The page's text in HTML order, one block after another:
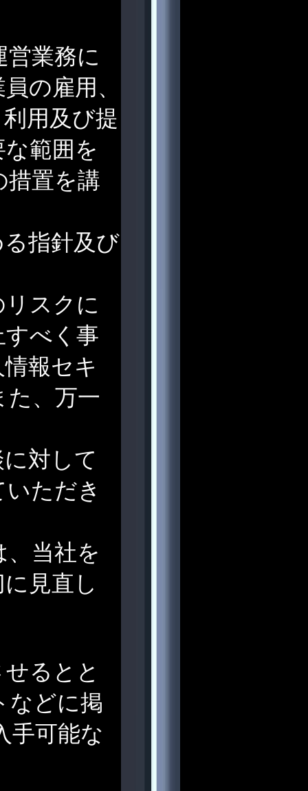
業務に
の雇用、
用及び提
範囲を
措置を講
指針及び
スクに
べく事
報セキ
た、万一
対して
ただき
当社を
見直し
るとと
などに掲
手可能な